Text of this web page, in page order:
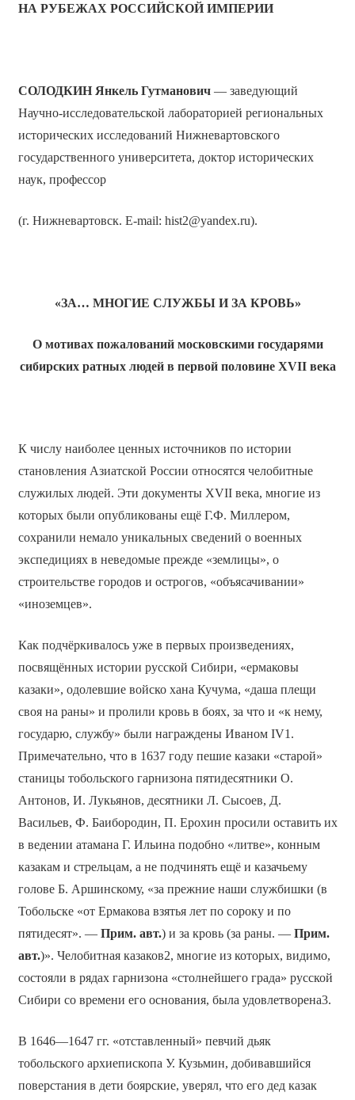
НА РУБЕЖАХ РОССИЙСКОЙ ИМПЕРИИ
СОЛОДКИН Янкель Гутманович— заведующий
Научно-исследовательской лабораторией региональных
исторических исследований Нижневартовского
государственного университета, доктор исторических
наук, профессор
(г. Нижневартовск. E-mail: hist2@yandex.ru).
«ЗА… МНОГИЕ СЛУЖБЫ И ЗА КРОВЬ»
О мотивах пожалований московскими государями
сибирских ратных людей в первой половине XVIIвека
К числу наиболее ценных источников по истории
становления Азиатской России относятся челобитные
служилых людей. Эти документы XVII века, многие из
которых были опубликованы ещё Г.Ф. Миллером,
сохранили немало уникальных сведений о военных
экспедициях в неведомые прежде «землицы», о
строительстве городов и острогов, «объясачивании»
«иноземцев».
Как подчёркивалось уже в первых произведениях,
посвящённых истории русской Сибири, «ермаковы
казаки», одолевшие войско хана Кучума, «даша плещи
своя на раны» и пролили кровь в боях, за что и «к нему,
государю, службу» были награждены Иваном IV1.
Примечательно, что в 1637 году пешие казаки «старой»
станицы тобольского гарнизона пятидесятники О.
Антонов, И. Лукьянов, десятники Л. Сысоев, Д.
Васильев, Ф. Баибородин, П. Ерохин просили оставить их
в ведении атамана Г. Ильина подобно «литве», конным
казакам и стрельцам, а не подчинять ещё и казачьему
голове Б. Аршинскому, «за прежние наши службишки (в
Тобольске «от Ермакова взятья лет по сороку и по
пятидесят». — Прим. авт.) и за кровь (за раны. — Прим.
авт.)». Челобитная казаков2, многие из которых, видимо,
состояли в рядах гарнизона «столнейшего града» русской
Сибири со времени его основания, была удовлетворена3.
В 1646—1647 гг. «отставленный» певчий дьяк
тобольского архиепископа У. Кузьмин, добивавшийся
поверстания в дети боярские, уверял, что его дед казак